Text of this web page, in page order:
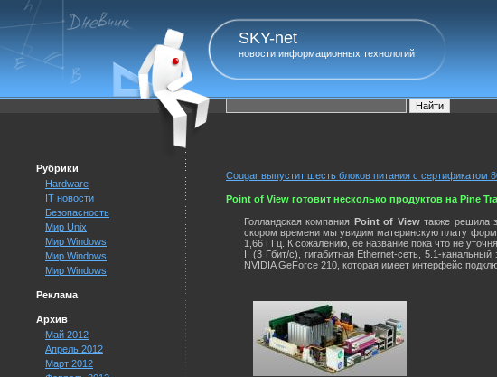
SKY-net
новости информационных технологий
Рубрики
Hardware
IT новости
Безопасность
Мир Unix
Мир Windows
Мир Windows
Мир Windows
Реклама
Архив
Май 2012
Апрель 2012
Март 2012
Cougar выпустит шесть блоков питания с сертификатом
Point of View готовит несколько продуктов на Pine
Голландская компания Point of Viewтакже решила
скором времени мы увидим материнскую плату форм-
1,66 ГГц. К сожалению, ее название пока что не
II (3 Гбит/с), гигабитная Ethernet-сеть, 5.1-
NVIDIA GeForce 210, которая имеет интерфейс